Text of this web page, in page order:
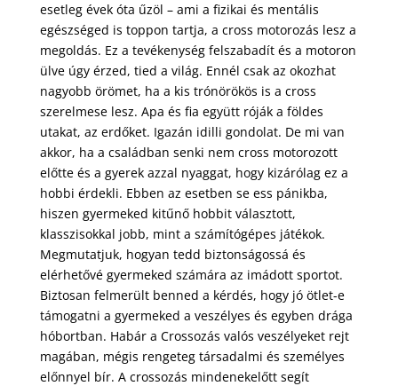
esetleg évek óta űzöl – ami a fizikai és mentális
egészséged is toppon tartja, a cross motorozás lesz a
megoldás. Ez a tevékenység felszabadít és a motoron
ülve úgy érzed, tied a világ. Ennél csak az okozhat
nagyobb örömet, ha a kis trónörökös is a cross
szerelmese lesz. Apa és fia együtt róják a földes
utakat, az erdőket. Igazán idilli gondolat. De mi van
akkor, ha a családban senki nem cross motorozott
előtte és a gyerek azzal nyaggat, hogy kizárólag ez a
hobbi érdekli. Ebben az esetben se ess pánikba,
hiszen gyermeked kitűnő hobbit választott,
klasszisokkal jobb, mint a számítógépes játékok.
Megmutatjuk, hogyan tedd biztonságossá és
elérhetővé gyermeked számára az imádott sportot.
Biztosan felmerült benned a kérdés, hogy jó ötlet-e
támogatni a gyermeked a veszélyes és egyben drága
hóbortban. Habár a Crossozás valós veszélyeket rejt
magában, mégis rengeteg társadalmi és személyes
előnnyel bír. A crossozás mindenekelőtt segít